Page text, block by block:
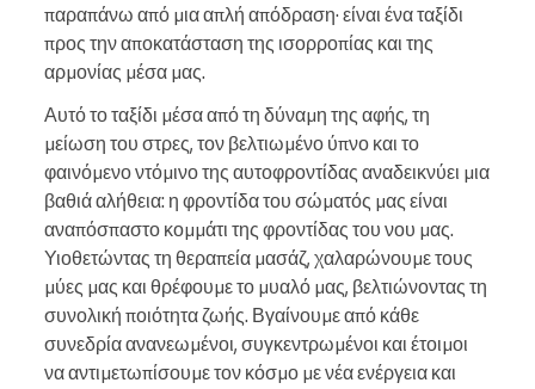
παραπάνω από μια απλή απόδραση· είναι ένα ταξίδι
προς την αποκατάσταση της ισορροπίας και της
αρμονίας μέσα μας.
Αυτό το ταξίδι μέσα από τη δύναμη της αφής, τη
μείωση του στρες, τον βελτιωμένο ύπνο και το
φαινόμενο ντόμινο της αυτοφροντίδας αναδεικνύει μια
βαθιά αλήθεια: η φροντίδα του σώματός μας είναι
αναπόσπαστο κομμάτι της φροντίδας του νου μας.
Υιοθετώντας τη θεραπεία μασάζ, χαλαρώνουμε τους
μύες μας και θρέφουμε το μυαλό μας, βελτιώνοντας τη
συνολική ποιότητα ζωής. Βγαίνουμε από κάθε
συνεδρία ανανεωμένοι, συγκεντρωμένοι και έτοιμοι
να αντιμετωπίσουμε τον κόσμο με νέα ενέργεια και